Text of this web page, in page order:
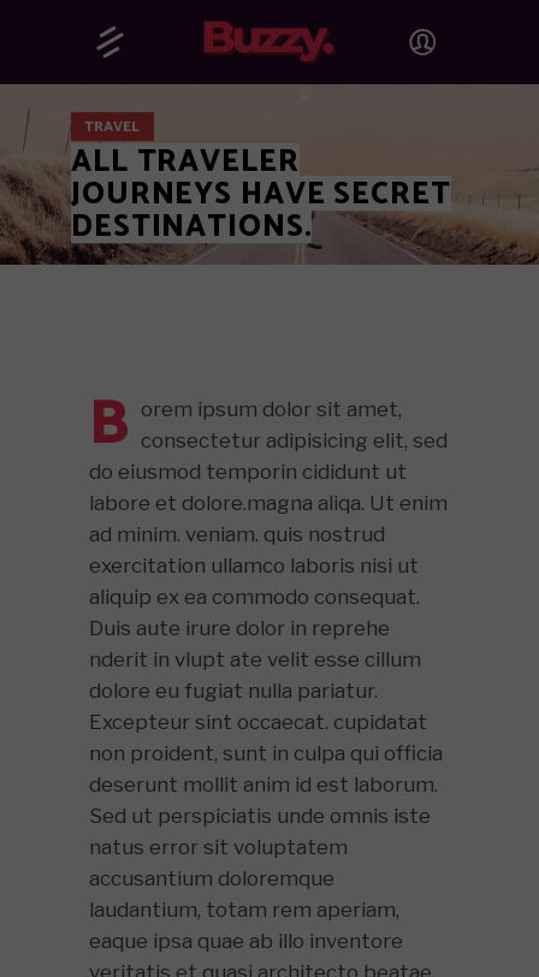
TRAVEL
ALL TRAVELER
JOURNEYS HAVE SECRET
DESTINATIONS.
B orem ipsum dolor sit amet,
consectetur adipisicing elit, sed
do eiusmod temporin cididunt ut
labore et dolore.magna aliqa. Ut enim
ad minim. veniam. quis nostrud
exercitation ullamco laboris nisi ut
aliquip ex ea commodo consequat.
Duis aute irure dolor in reprehe
nderit in vlupt ate velit esse cillum
dolore eu fugiat nulla pariatur.
Excepteur sint occaecat. cupidatat
non proident, sunt in culpa qui officia
deserunt mollit anim id est laborum.
Sed ut perspiciatis unde omnis iste
natus error sit voluptatem
accusantium doloremque
laudantium, totam rem aperiam,
eaque ipsa quae ab illo inventore
veritatis et quasi architecto beatae